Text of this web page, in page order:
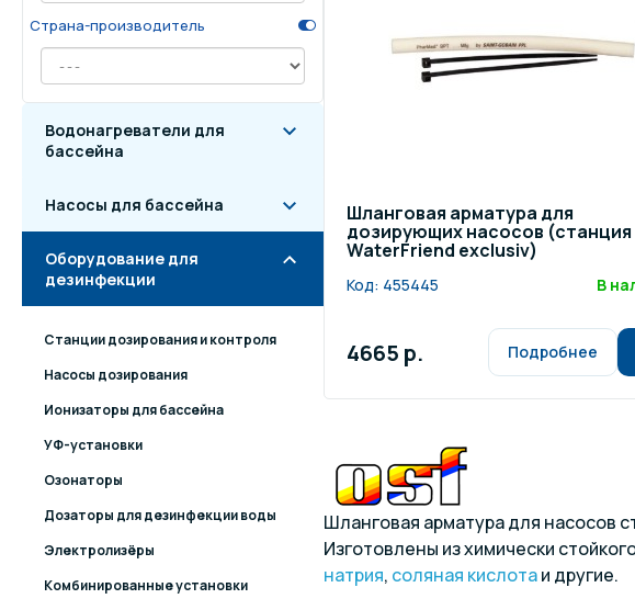
Инвентарь для отдыха
Освещение и
бассейна
Страна-производитель
Водонагреватели для
бассейна
Насосы для бассейна
Оборудование для
дезинфекции
Станции дозирования и контроля
Насосы дозирования
Ионизаторы для бассейна
УФ-установки
Озонаторы
Дозаторы для дезинфекции воды
Электролизёры
Комбинированные установки
Шланговая арматура для
дозирующих насосов (станция
WaterFriend exclusiv)
Код: 455445 В
4665 р. Подробнее
Шланговая арматура для насосов
Изготовлены из химически
натрия, соляная кислотаи другие.